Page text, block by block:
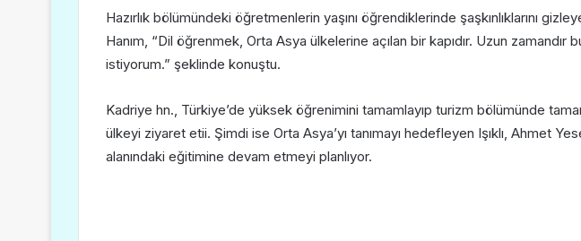
Hazırlık bölümündeki öğretmenlerin yaşını öğrendiklerinde şaşkınlıklarını
Hanım, “Dil öğrenmek, Orta Asya ülkelerine açılan bir kapıdır. Uzun
istiyorum.” şeklinde konuştu.
Kadriye hn., Türkiye’de yüksek öğrenimini tamamlayıp turizm bölümünde
ülkeyi ziyaret etii. Şimdi ise Orta Asya’yı tanımayı hedefleyen Işıklı, Ahmet
alanındaki eğitimine devam etmeyi planlıyor.